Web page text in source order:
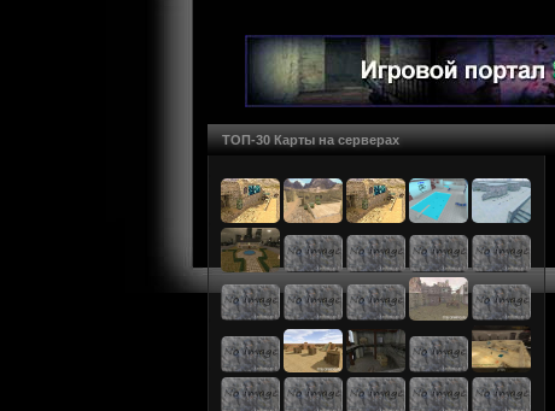
ТОП-30 Карты на серверах